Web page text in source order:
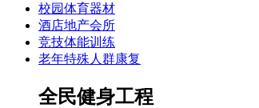
校园体育器材
酒店地产会所
竞技体能训练
老年特殊人群康复
全民健身工程